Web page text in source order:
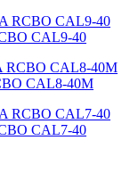
CAL9-40
CAL8-40M
CAL7-40